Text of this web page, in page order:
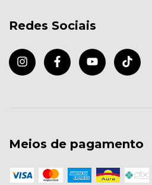
Redes Sociais
Meios de pagamento